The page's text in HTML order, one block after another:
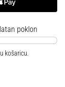
poklon
košaricu.